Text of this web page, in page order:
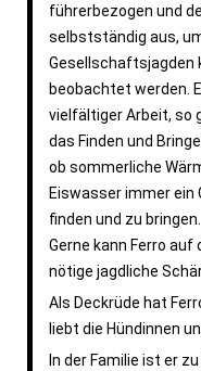
führerbezogen und
selbstständig aus,
Gesellschaftsjagden
beobachtet werden.
vielfältiger Arbeit, so
das Finden und
ob sommerliche
Eiswasser immer ein
finden und zu bringen.
Gerne kann Ferro
nötige jagdliche
Als Deckrüde hat
liebt die Hündinnen
In der Familie ist er